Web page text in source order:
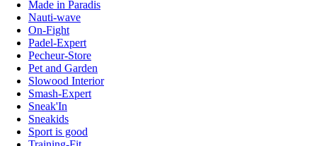
Made in Paradis
Nauti-wave
On-Fight
Padel-Expert
Pecheur-Store
Pet and Garden
Slowood Interior
Smash-Expert
Sneak'In
Sneakids
Sport is good